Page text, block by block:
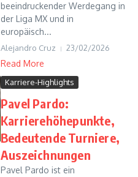
beeindruckender Werdegang in
der Liga MX und in
europäisch...
Alejandro Cruz 23/02/2026
Read More
Karriere-Highlights
Pavel Pardo:
Karrierehöhepunkte,
Bedeutende Turniere,
Auszeichnungen
Pavel Pardo ist ein